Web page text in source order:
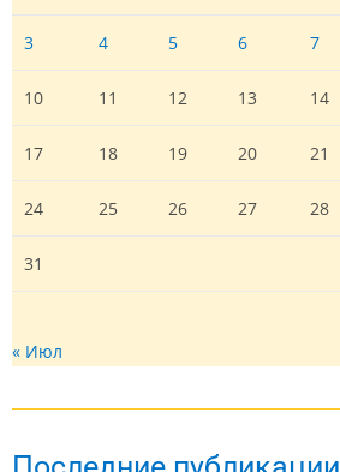
3 4 5 6 7
10 11 12 13 14
17 18 19 20 21
24 25 26 27 28
31
« Июл